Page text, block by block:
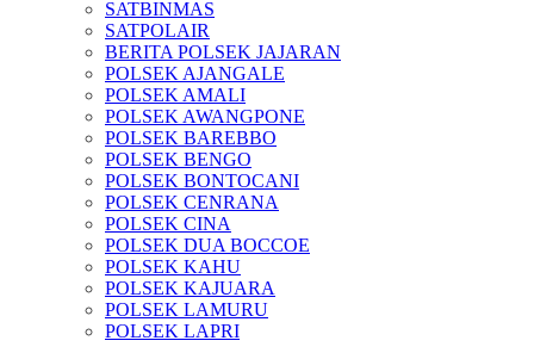
SATBINMAS
SATPOLAIR
BERITA POLSEK JAJARAN
POLSEK AJANGALE
POLSEK AMALI
POLSEK AWANGPONE
POLSEK BAREBBO
POLSEK BENGO
POLSEK BONTOCANI
POLSEK CENRANA
POLSEK CINA
POLSEK DUA BOCCOE
POLSEK KAHU
POLSEK KAJUARA
POLSEK LAMURU
POLSEK LAPRI